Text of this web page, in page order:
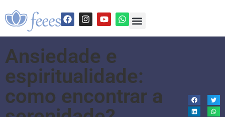
Ansiedade e
espiritualidade:
como encontrar a